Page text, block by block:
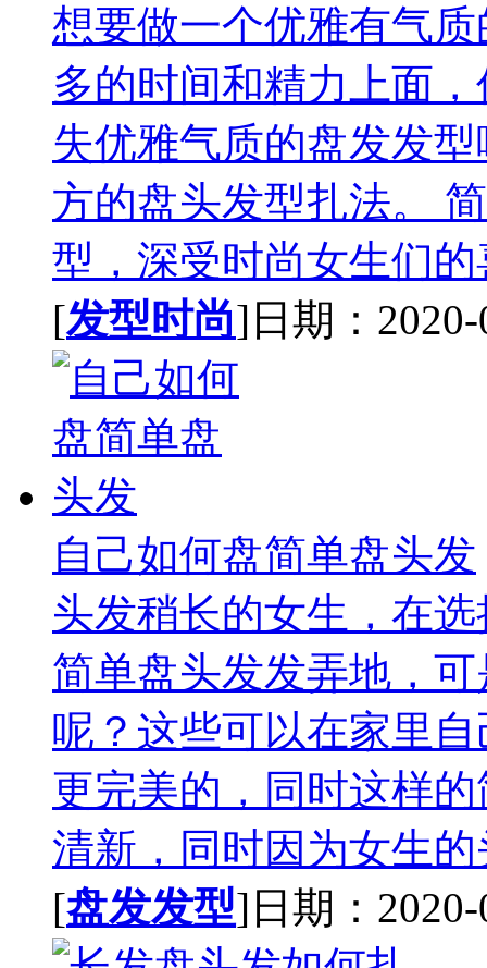
想要做一个优雅有气
多的时间和精力上面
失优雅气质的盘发发
方的盘头发型扎法。
型，深受时尚女生们的
[发型时尚]日期：2020-
自己如何盘简单盘头发
头发稍长的女生，在
简单盘头发发弄地，
呢？这些可以在家里
更完美的，同时这样
清新，同时因为女生
[盘发发型]日期：2020-